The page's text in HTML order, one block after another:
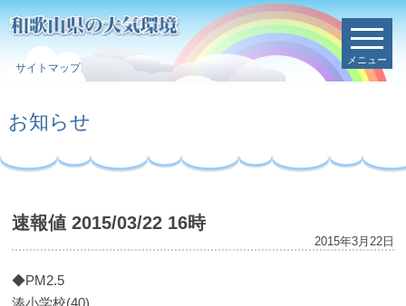
サイトマップ
メニュー
お知らせ
速報値 2015/03/22 16時
2015年3月22日
◆PM2.5
湊小学校(40)